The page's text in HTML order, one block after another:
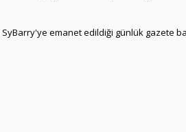
emanet edildiği günlük gazete